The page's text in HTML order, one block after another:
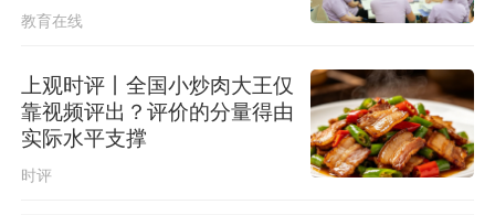
教育在线
上观时评丨全国小炒肉大王仅
靠视频评出？评价的分量得由
实际水平支撑
时评